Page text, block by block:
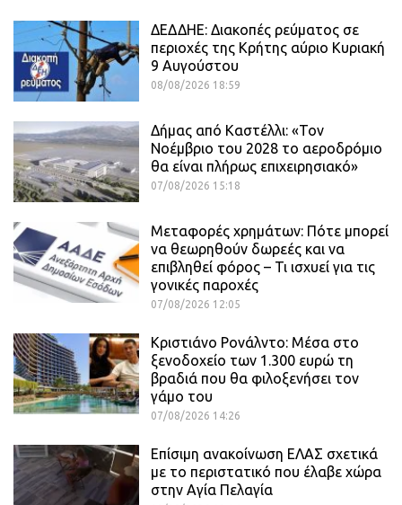
ΔΕΔΔΗΕ: Διακοπές ρεύματος σε
περιοχές της Κρήτης αύριο Κυριακή
9 Αυγούστου
08/08/2026 18:59
Δήμας από Καστέλλι: «Τον
Νοέμβριο του 2028 το αεροδρόμιο
θα είναι πλήρως επιχειρησιακό»
07/08/2026 15:18
Μεταφορές χρημάτων: Πότε μπορεί
να θεωρηθούν δωρεές και να
επιβληθεί φόρος – Τι ισχυεί για τις
γονικές παροχές
07/08/2026 12:05
Κριστιάνο Ρονάλντο: Μέσα στο
ξενοδοχείο των 1.300 ευρώ τη
βραδιά που θα φιλοξενήσει τον
γάμο του
07/08/2026 14:26
Επίσιμη ανακοίνωση ΕΛΑΣ σχετικά
με το περιστατικό που έλαβε χώρα
στην Αγία Πελαγία